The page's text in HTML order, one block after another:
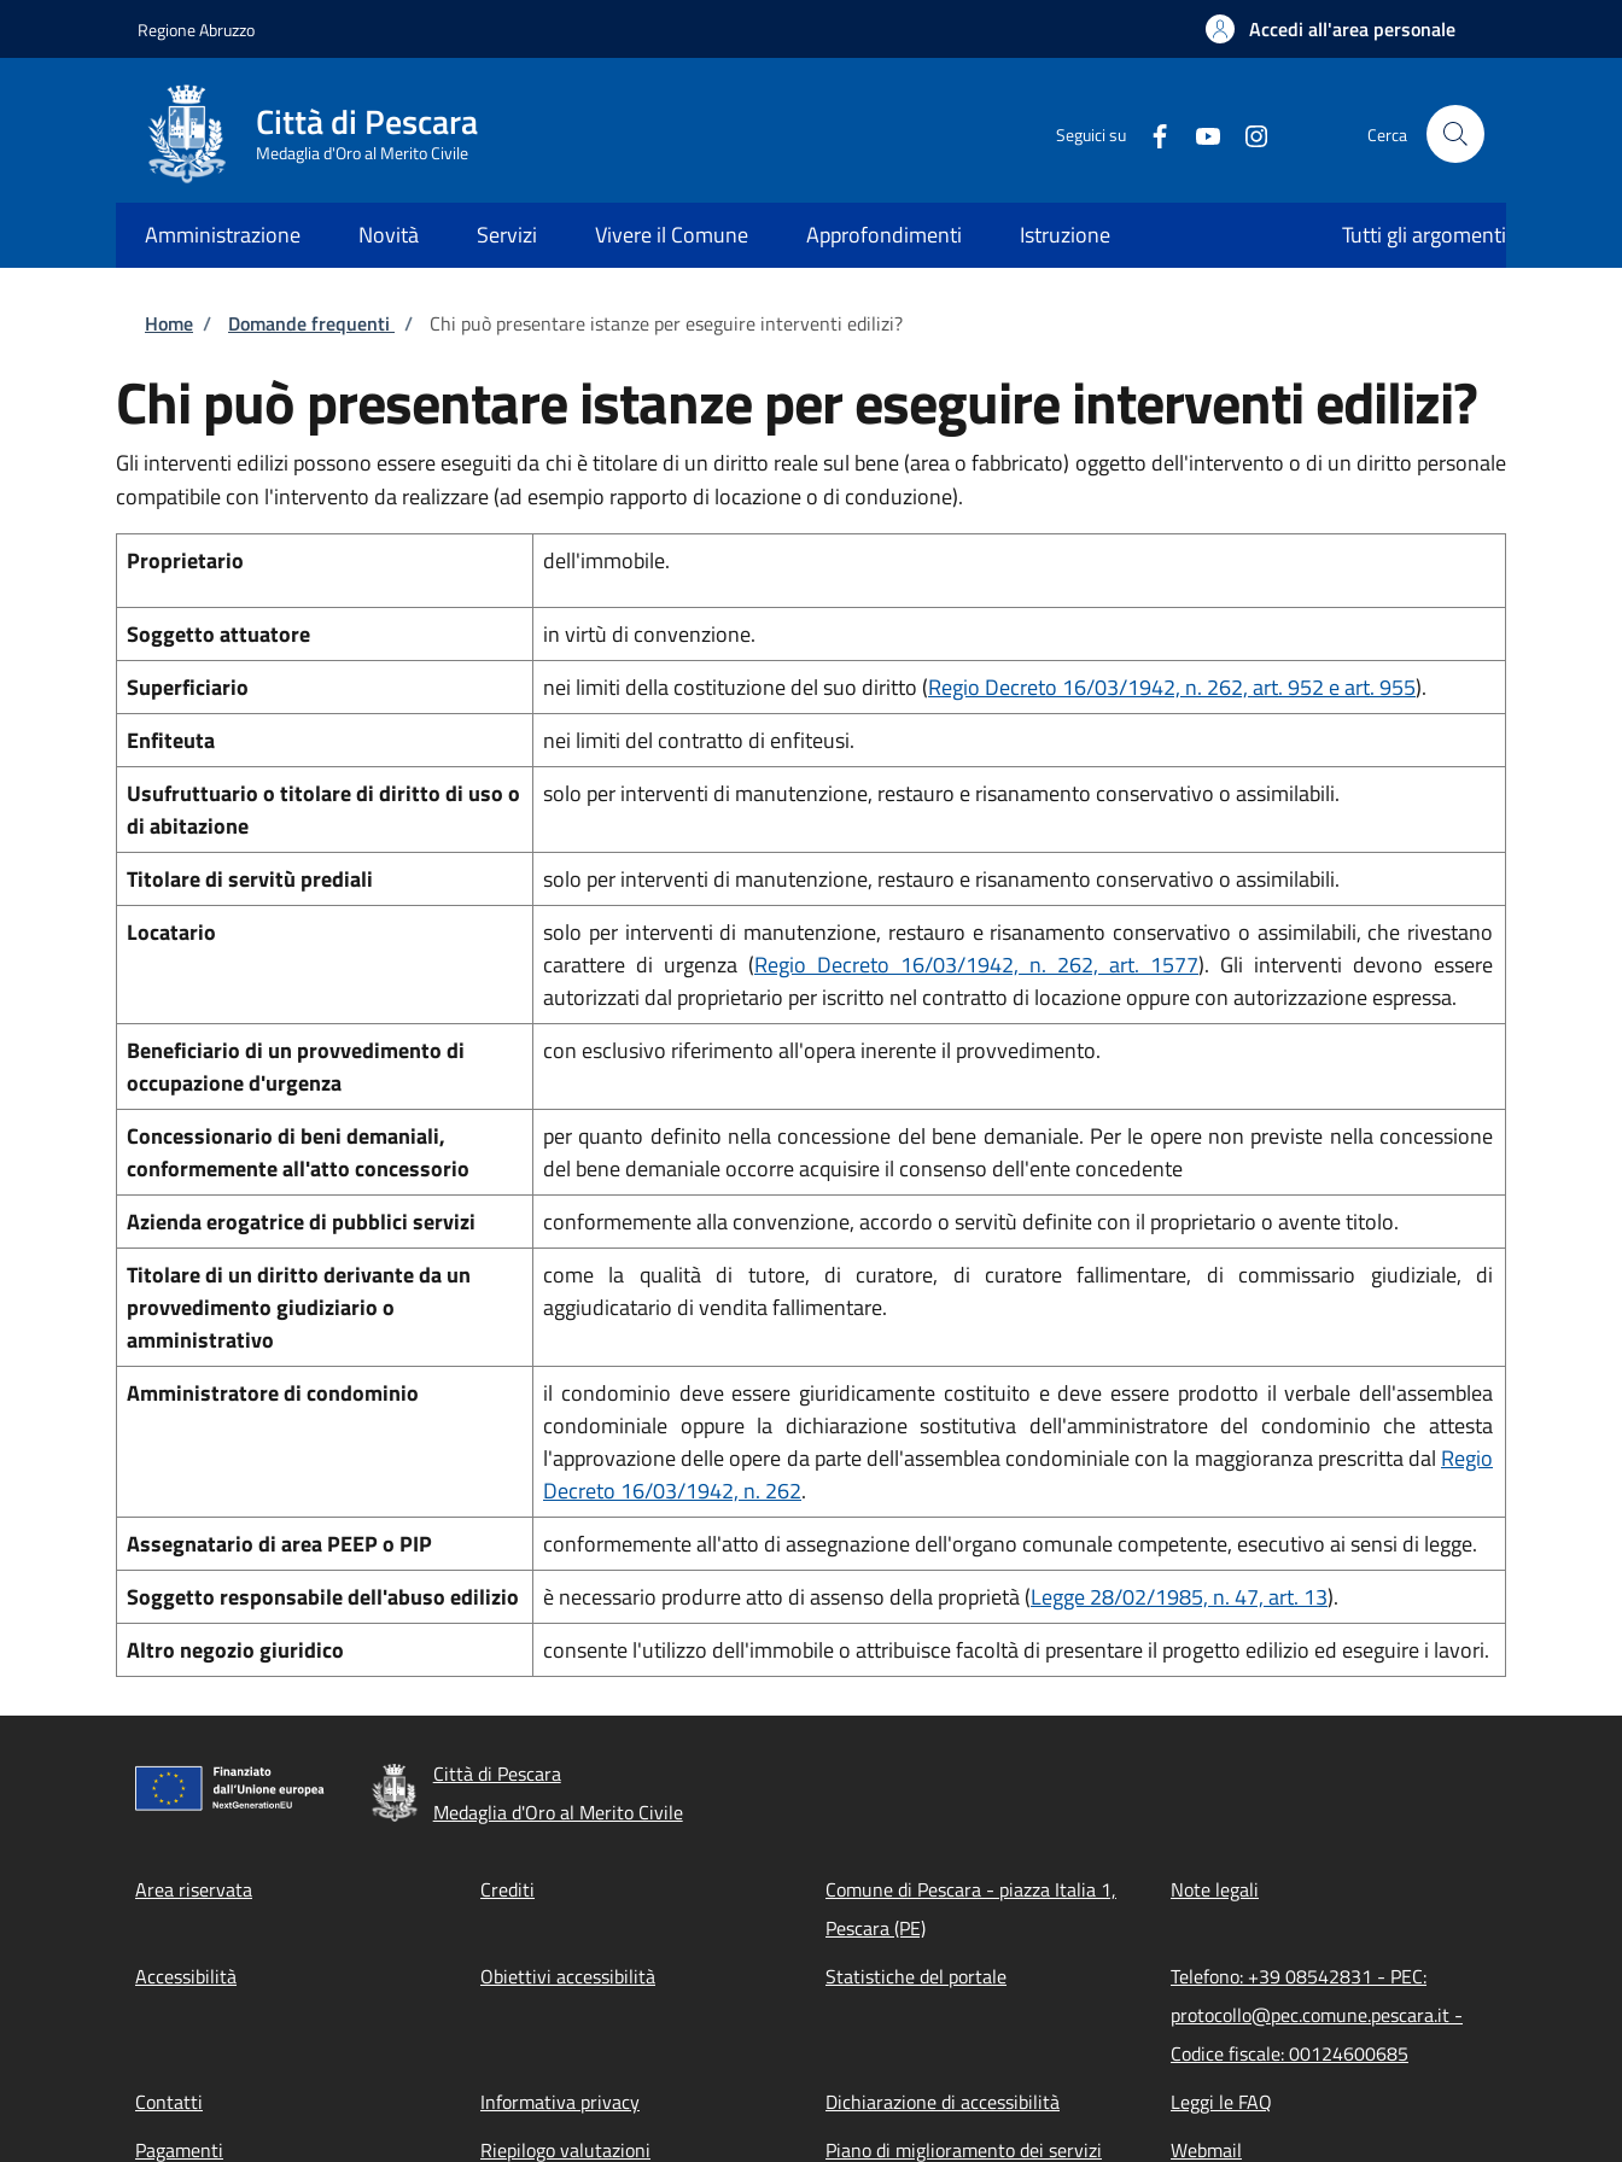
Regione Abruzzo Accedi all'area personale
Città di Pescara
Medaglia d'Oro al Merito Civile
Seguici su Cerca
Amministrazione Novità Servizi Vivere il Comune Approfondimenti Istruzione Tutti gli argomenti
Briciole di pane
Home / Domande frequenti / Chi può presentare istanze per eseguire interventi edilizi?
Chi può presentare istanze per eseguire interventi edilizi?
Gli interventi edilizi possono essere eseguiti da chi è titolare di un diritto reale sul bene (area o fabbricato) oggetto dell'intervento o di un diritto personale
compatibile con l'intervento da realizzare (ad esempio rapporto di locazione o di conduzione).
Proprietario
dell'immobile.
Soggetto attuatore
in virtù di convenzione.
Superficiario
nei limiti della costituzione del suo diritto (Regio Decreto 16/03/1942, n. 262, art. 952 e art. 955).
Enfiteuta
nei limiti del contratto di enfiteusi.
Usufruttuario o titolare di diritto di uso o
di abitazione
solo per interventi di manutenzione, restauro e risanamento conservativo o assimilabili.
Titolare di servitù prediali
solo per interventi di manutenzione, restauro e risanamento conservativo o assimilabili.
Locatario
solo per interventi di manutenzione, restauro e risanamento conservativo o assimilabili, che rivestano
carattere di urgenza (Regio Decreto 16/03/1942, n. 262, art. 1577). Gli interventi devono essere
autorizzati dal proprietario per iscritto nel contratto di locazione oppure con autorizzazione espressa.
Beneficiario di un provvedimento di
occupazione d'urgenza
con esclusivo riferimento all'opera inerente il provvedimento.
Concessionario di beni demaniali,
conformemente all'atto concessorio
per quanto definito nella concessione del bene demaniale. Per le opere non previste nella concessione
del bene demaniale occorre acquisire il consenso dell'ente concedente
Azienda erogatrice di pubblici servizi
conformemente alla convenzione, accordo o servitù definite con il proprietario o avente titolo.
Titolare di un diritto derivante da un
provvedimento giudiziario o
amministrativo
come la qualità di tutore, di curatore, di curatore fallimentare, di commissario giudiziale, di
aggiudicatario di vendita fallimentare.
Amministratore di condominio
il condominio deve essere giuridicamente costituito e deve essere prodotto il verbale dell'assemblea
condominiale oppure la dichiarazione sostitutiva dell'amministratore del condominio che attesta
l'approvazione delle opere da parte dell'assemblea condominiale con la maggioranza prescritta dal Regio
Decreto 16/03/1942, n. 262.
Assegnatario di area PEEP o PIP
conformemente all'atto di assegnazione dell'organo comunale competente, esecutivo ai sensi di legge.
Soggetto responsabile dell'abuso edilizio
è necessario produrre atto di assenso della proprietà (Legge 28/02/1985, n. 47, art. 13).
Altro negozio giuridico
consente l'utilizzo dell'immobile o attribuisce facoltà di presentare il progetto edilizio ed eseguire i lavori.
Città di Pescara
Medaglia d'Oro al Merito Civile
Footer menu
Area riservata Crediti
Comune di Pescara - piazza Italia 1,
Pescara (PE)
Note legali
Accessibilità Obiettivi accessibilità Statistiche del portale
Telefono: +39 08542831 - PEC:
protocollo@pec.comune.pescara.it -
Codice fiscale: 00124600685
Contatti
Informativa privacy Dichiarazione di accessibilità
Leggi le FAQ
Pagamenti
Riepilogo valutazioni Piano di miglioramento dei servizi Webmail